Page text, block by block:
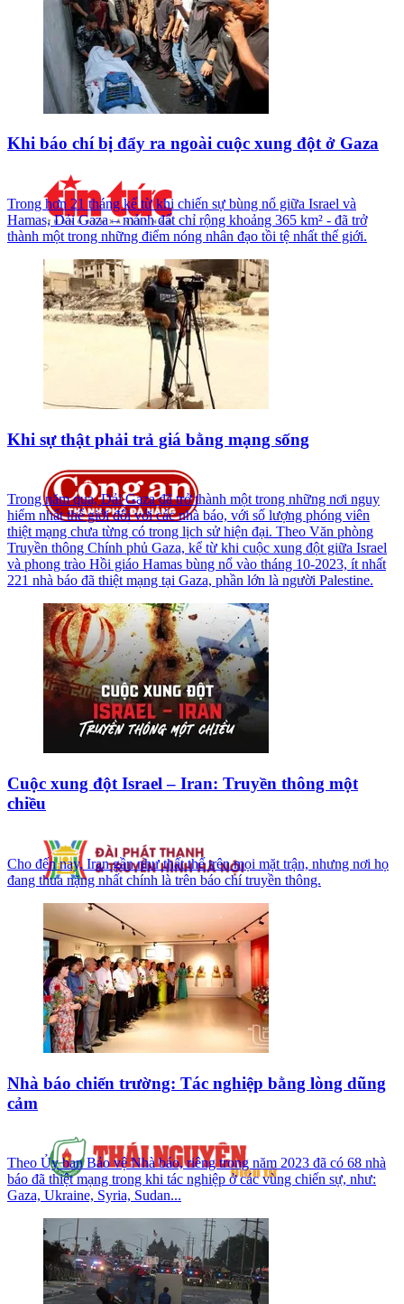
Khi báo chí bị đẩy ra ngoài cuộc xung đột ở Gaza
Trong hơn 21 tháng kể từ khi chiến sự bùng nổ giữa Israel và
Hamas, Dải Gaza – mảnh đất chỉ rộng khoảng 365 km² - đã trở
thành một trong những điểm nóng nhân đạo tồi tệ nhất thế giới.
Khi sự thật phải trả giá bằng mạng sống
Trong năm qua, Dải Gaza đã trở thành một trong những nơi nguy
hiểm nhất thế giới đối với các nhà báo, với số lượng phóng viên
thiệt mạng chưa từng có trong lịch sử hiện đại. Theo Văn phòng
Truyền thông Chính phủ Gaza, kể từ khi cuộc xung đột giữa Israel
và phong trào Hồi giáo Hamas bùng nổ vào tháng 10-2023, ít nhất
221 nhà báo đã thiệt mạng tại Gaza, phần lớn là người Palestine.
Cuộc xung đột Israel – Iran: Truyền thông một
chiều
Cho đến nay, Iran gần như thất thế trên mọi mặt trận, nhưng nơi họ
đang thua nặng nhất chính là trên báo chí truyền thông.
Nhà báo chiến trường: Tác nghiệp bằng lòng dũng
cảm
Theo Ủy ban Bảo vệ Nhà báo, riêng trong năm 2023 đã có 68 nhà
báo đã thiệt mạng trong khi tác nghiệp ở các vùng chiến sự, như:
Gaza, Ukraine, Syria, Sudan...